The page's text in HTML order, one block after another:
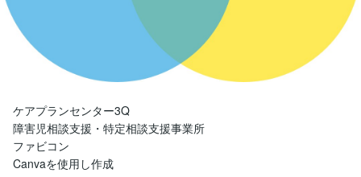
ケアプランセンター3Q
障害児相談支援・特定相談支援事業所
ファビコン
Canvaを使用し作成